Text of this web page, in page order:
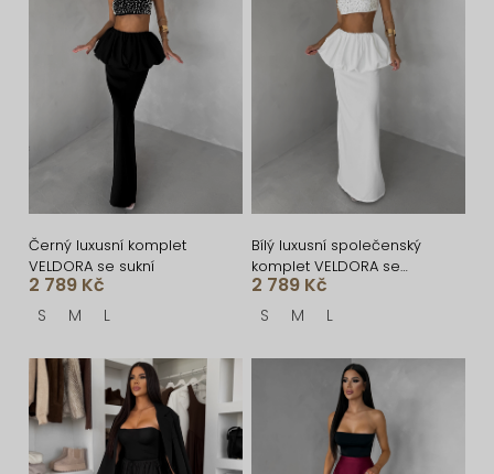
u
t
ů
r
d
u
k
ů
Černý luxusní komplet
VELDORA se sukní
2 789 Kč
S M L
Bílý luxusní společenský
komplet VELDORA se
sukní
2 789 Kč
S M L